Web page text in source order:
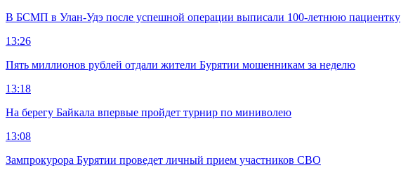
В БСМП в Улан-Удэ после успешной операции выписали 100-летнюю пациентку
13:26
Пять миллионов рублей отдали жители Бурятии мошенникам за неделю
13:18
На берегу Байкала впервые пройдет турнир по миниволею
13:08
Зампрокурора Бурятии проведет личный прием участников СВО